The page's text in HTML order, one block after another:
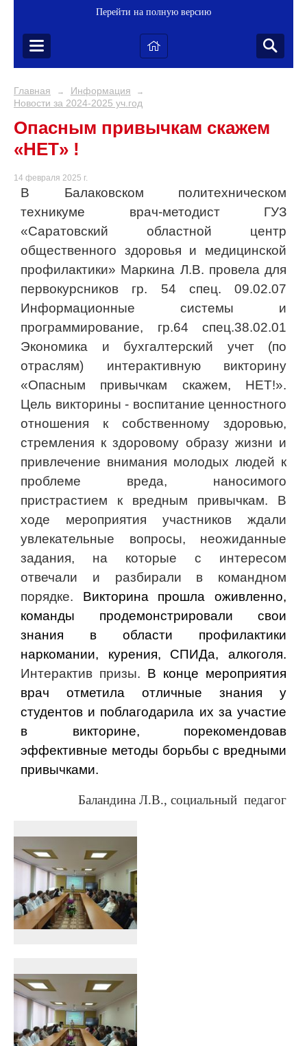
Перейти на полную версию
Главная → Информация →
Новости за 2024-2025 уч.год
Опасным привычкам скажем
«НЕТ» !
14 февраля 2025 г.
В Балаковском политехническом
техникуме врач-методист ГУЗ
«Саратовский областной центр
общественного здоровья и медицинской
профилактики» Маркина Л.В. провела для
первокурсников гр. 54 спец. 09.02.07
Информационные системы и
программирование, гр.64 спец.38.02.01
Экономика и бухгалтерский учет (по
отраслям) интерактивную викторину
«Опасным привычкам скажем, НЕТ!».
Цель викторины - воспитание ценностного
отношения к собственному здоровью,
стремления к здоровому образу жизни и
привлечение внимания молодых людей к
проблеме вреда, наносимого
пристрастием к вредным привычкам. В
ходе мероприятия участников ждали
увлекательные вопросы, неожиданные
задания, на которые с интересом
отвечали и разбирали в командном
порядке. Викторина прошла оживленно,
команды продемонстрировали свои
знания в области профилактики
наркомании, курения, СПИДа, алкоголя.
Интерактив призы. В конце мероприятия
врач отметила отличные знания у
студентов и поблагодарила их за участие
в викторине,
порекомендовав
эффективные методы борьбы с вредными
привычками.
Баландина Л.В., социальный педагог